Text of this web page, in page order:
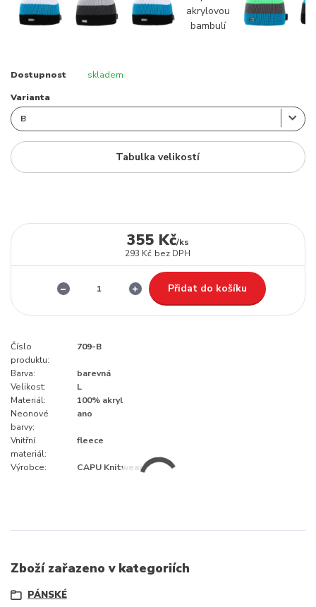
Dostupnost skladem
Varianta
Tabulka velikostí
355 Kč/ks
293 Kč bez DPH
Přidat do košíku
Číslo
produktu:
709-B
Barva:
barevná
Velikost:
L
Materiál:
100% akryl
Neonové
barvy:
ano
Vnitřní
materiál:
fleece
Výrobce: CAPU Knitwear
Zboží zařazeno v kategoriích
PÁNSKÉ